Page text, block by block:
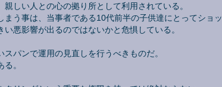
しい人との心の拠り所として利用されている。
う事は、当事者である10代前半の子供達にとってショッ
悪影響が出るのではないかと危惧している。
パンで運用の見直しを行うべきものだ。
。